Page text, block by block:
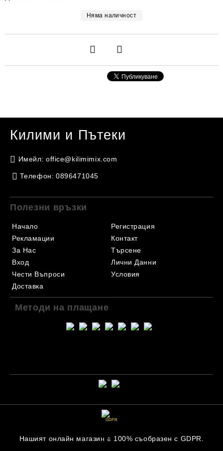
Няма наличност
Килими и Пътеки
Имейл: office@kilimimix.com
Телефон: 0896471045
Полезни връзки
Начало
Рекламации
За Нас
Вход
Чести Въпроси
Регистрация
Контакт
Търсене
Лични Данни
Условия
Доставка
Методи на плащане
GDPR
Нашият онлайн магазин е 100% съобразен с GDPR.